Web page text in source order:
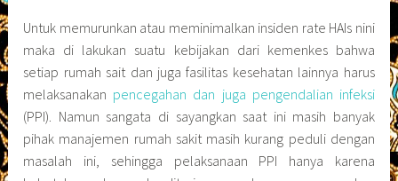
Untuk memurunkan atau meminimalkan insiden rate HAIs nini
maka di lakukan suatu kebijakan dari kemenkes bahwa
setiap rumah sait dan juga fasilitas kesehatan lainnya harus
melaksanakan pencegahan dan juga pengendalian infeksi
(PPI). Namun sangata di sayangkan saat ini masih banyak
pihak manajemen rumah sakit masih kurang peduli dengan
masalah ini, sehingga pelaksanaan PPI hanya karena